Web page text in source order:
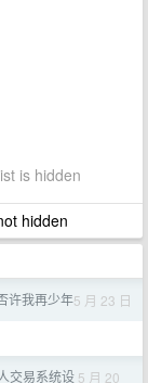
is hidden
hidden
许我再少年5 月 23 日
交易系统设 5 月 20